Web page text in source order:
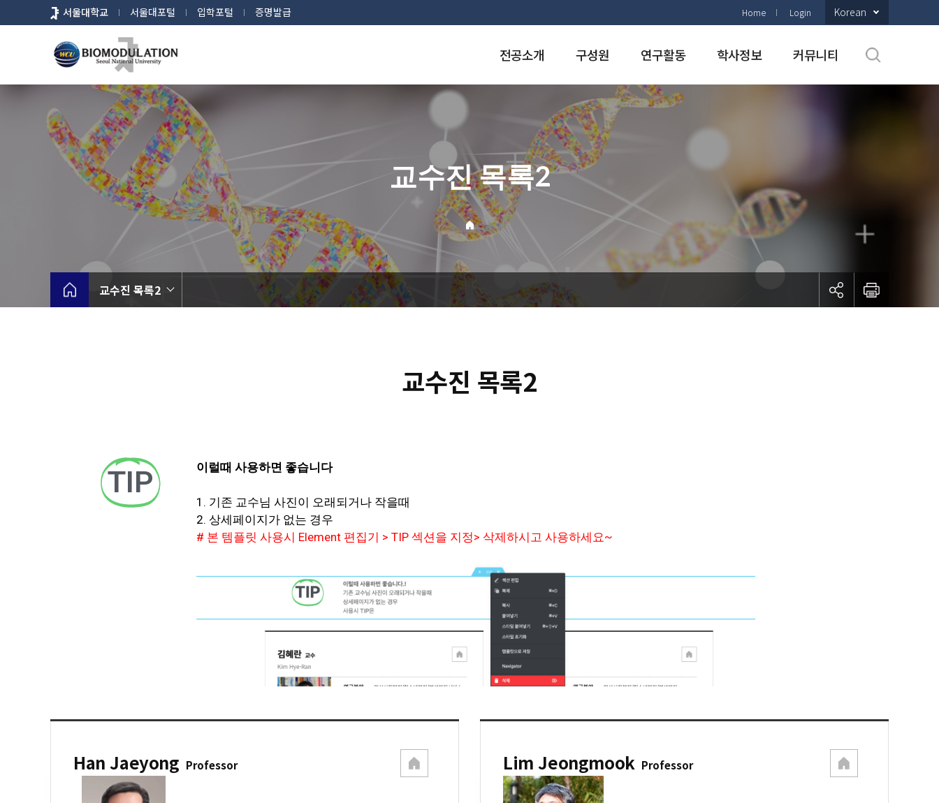
로
서울대학교 서울대포털 입학포털 증명발급 Home Login Korean
전공소개 구성원 연구활동 학사정보 커뮤니티
교수진 목록2
교수진 목록2
교수진 목록2
TIP 이럴때 사용하면 좋습니다
1. 기존 교수님 사진이 오래되거나 작을때
2. 상세페이지가 없는 경우
# 본 템플릿 사용시 Element 편집기 > TIP 섹션을 지정> 삭제하시고 사용하세요~
Han Jaeyong Professor Lim Jeongmook Professor